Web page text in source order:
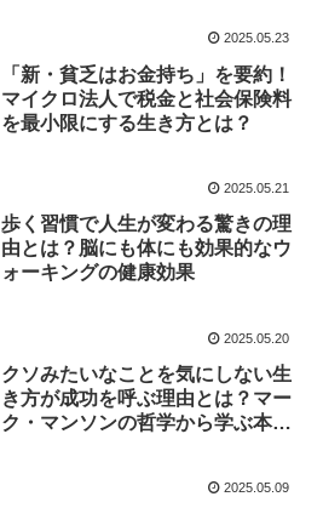
2025.05.23
「新・貧乏はお金持ち」を要約！
マイクロ法人で税金と社会保険料
を最小限にする生き方とは？
2025.05.21
歩く習慣で人生が変わる驚きの理
由とは？脳にも体にも効果的なウ
ォーキングの健康効果
2025.05.20
クソみたいなことを気にしない生
き方が成功を呼ぶ理由とは？マー
ク・マンソンの哲学から学ぶ本当
2025.05.09